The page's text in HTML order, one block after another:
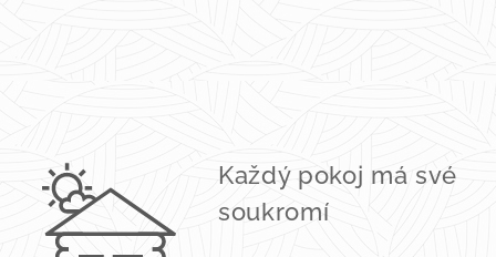
Každý pokoj má své
soukromí